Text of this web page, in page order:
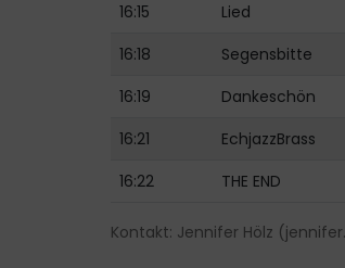
16:15
Lied
16:18
Segensbitte
16:19
Dankeschön
16:21
EchjazzBrass
16:22
THE END
Kontakt: Jennifer Hölz (